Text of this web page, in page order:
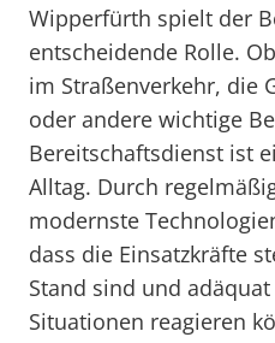
Wipperfürth spielt der
entscheidende Rolle.
im Straßenverkehr, die
oder andere wichtige
Bereitschaftsdienst ist
Alltag. Durch
modernste
dass die Einsatzkräfte
Stand sind und
Situationen reagieren